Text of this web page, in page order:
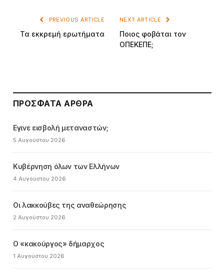
PREVIOUS ARTICLE
Τα εκκρεμή ερωτήματα
NEXT ARTICLE
Ποιος φοβάται τον
ΟΠΕΚΕΠΕ;
ΠΡΌΣΦΑΤΑ ΆΡΘΡΑ
Εγινε εισβολή μεταναστών;
5 Αυγούστου 2026
Κυβέρνηση όλων των Ελλήνων
4 Αυγούστου 2026
Οι λακκούβες της αναθεώρησης
2 Αυγούστου 2026
Ο «κακούργος» δήμαρχος
1 Αυγούστου 2026